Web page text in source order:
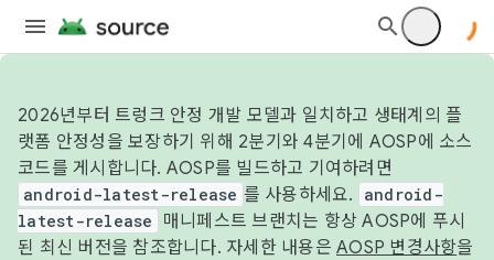
2026년부터 트렁크 안정 개발 모델과 일치하고 생태계의 플
랫폼 안정성을 보장하기 위해 2분기와 4분기에 AOSP에 소스
코드를 게시합니다. AOSP를 빌드하고 기여하려면
android-latest-release 를 사용하세요.
android-
latest-release
매니페스트 브랜치는 항상 AOSP에 푸시
된 최신 버전을 참조합니다. 자세한 내용은 AOSP 변경사항을